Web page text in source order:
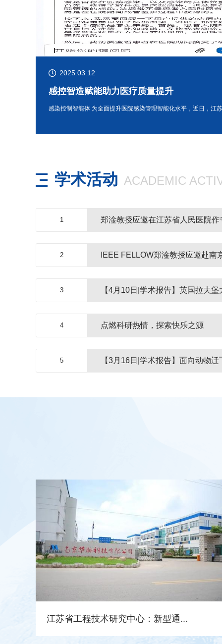
2025.03.12
感控智造赋能助力医疗质量提升
学术活动 ACADEMIC
1 郑淦教授应邀在江苏省人民医院作
2
3 【4月10日|学术报告】英国拉夫
4 点燃科研热情，探索快乐之源
5 【3月16日|学术报告】面向动物
江苏省工程技术研究中心：新型通...